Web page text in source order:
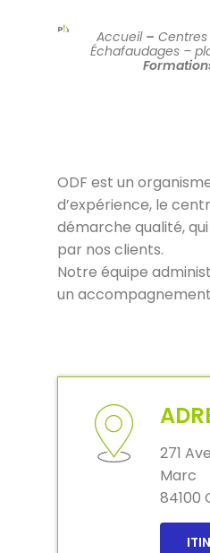
Accueil– Centres
Échafaudages –
ODF est un
d’expérience, le
démarche qualité,
par nos clients.
Notre équipe
un
271
Marc
84100